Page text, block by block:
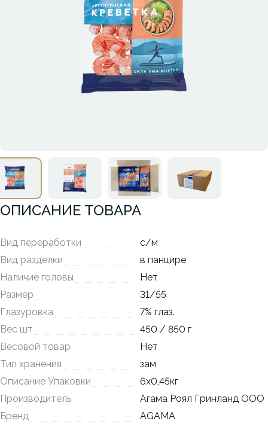
ОПИСАНИЕ ТОВАРА
Вид переработки
с/м
Вид разделки
в панцире
Наличие головы
Нет
Размер
31/55
Глазуровка
7% глаз.
Вес шт
450 / 850 г
Весовой товар
Нет
Тип хранения
зам
Описание Упаковки
6x0,45кг
Производитель
Агама Роял Гринланд ООО
Бренд
AGAMA